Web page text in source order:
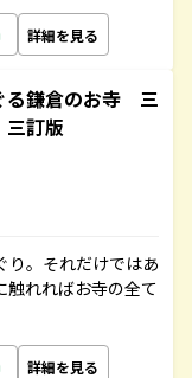
詳細を見る
る鎌倉のお寺 三
訂版
り。それだけではあ
触れればお寺の全て
詳細を見る